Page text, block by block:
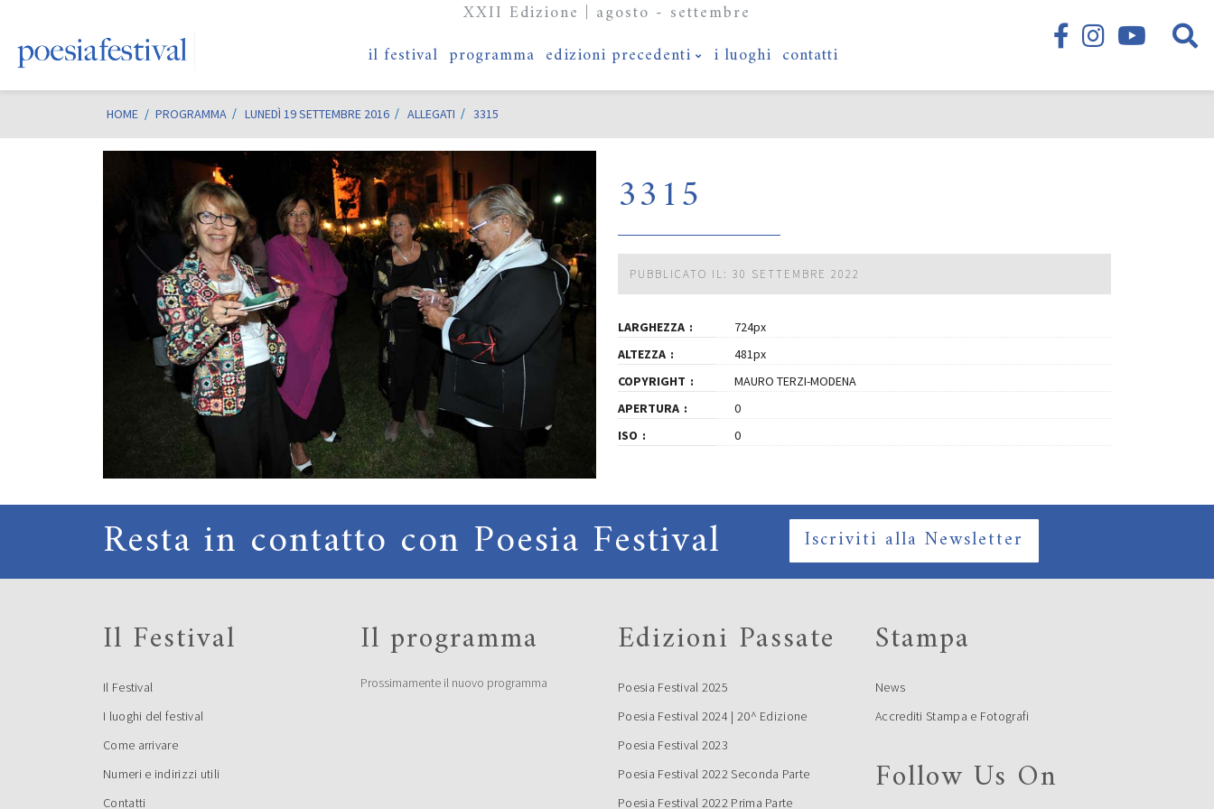
XXII Edizione | agosto - settembre
il festival programma edizioni precedenti i luoghi contatti
HOME / PROGRAMMA LUNEDÌ 19 SETTEMBRE 2016 ALLEGATI 3315
3315
PUBBLICATO IL: 30 SETTEMBRE 2022
LARGHEZZA
724px
ALTEZZA
481px
COPYRIGHT
MAURO TERZI-MODENA
APERTURA
0
ISO
0
Resta in contatto con Poesia Festival Iscriviti alla Newsletter
Il Festival
Il Festival
I luoghi del festival
Come arrivare
Numeri e indirizzi utili
Contatti
Il programma
Prossimamente il nuovo programma
Edizioni Passate
Poesia Festival 2025
Poesia Festival 2024 | 20^ Edizione
Poesia Festival 2023
Poesia Festival 2022 Seconda Parte
Poesia Festival 2022 Prima Parte
Stampa
News
Accrediti Stampa e Fotografi
Follow Us On